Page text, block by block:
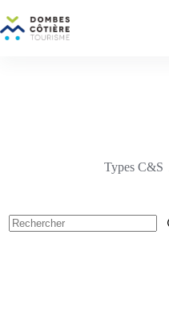
au
contenu
Types C&S